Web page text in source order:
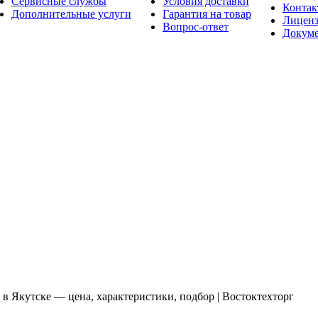
Дополнительные услуги
Гарантия на товар
Вопрос-ответ
— цена, характеристики, подбор | Востоктехторг